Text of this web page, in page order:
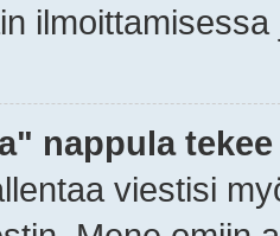
nappula
viestisi